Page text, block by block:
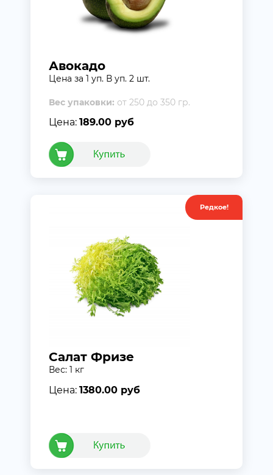
Авокадо
Цена за 1 уп. В уп. 2 шт.
Вес упаковки: от 250 до 350 гр.
Цена: 189.00 руб
Редкое!
Салат Фризе
Вес: 1 кг
Цена: 1380.00 руб